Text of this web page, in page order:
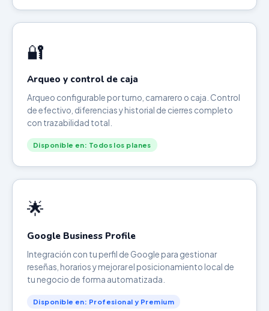
🔐
Arqueo y control de caja
Arqueo configurable por turno, camarero o caja. Control
de efectivo, diferencias y historial de cierres completo
con trazabilidad total.
Disponible en: Todos los planes
🌟
Google Business Profile
Integración con tu perfil de Google para gestionar
reseñas, horarios y mejorar el posicionamiento local de
tu negocio de forma automatizada.
Disponible en: Profesional y Premium